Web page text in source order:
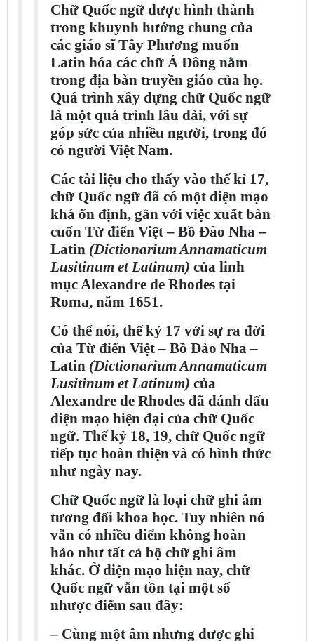
Chữ Quốc ngữ được hình thành
trong khuynh hướng chung của
các giáo sĩ Tây Phương muốn
Latin hóa các chữ Á Đông nằm
trong địa bàn truyền giáo của họ.
Quá trình xây dựng chữ Quốc ngữ
là một quá trình lâu dài, với sự
góp sức của nhiều người, trong đó
có người Việt Nam.
Các tài liệu cho thấy vào thế kỉ 17,
chữ Quốc ngữ đã có một diện mạo
khá ổn định, gắn với việc xuất bản
cuốn Từ điển Việt – Bồ Đào Nha –
Latin (Dictionarium Annamaticum
Lusitinum et Latinum) của linh
mục Alexandre de Rhodes tại
Roma, năm 1651.
Có thể nói, thế kỷ 17 với sự ra đời
của Từ điển Việt – Bồ Đào Nha –
Latin (Dictionarium Annamaticum
Lusitinum et Latinum) của
Alexandre de Rhodes đã đánh dấu
diện mạo hiện đại của chữ Quốc
ngữ. Thế kỷ 18, 19, chữ Quốc ngữ
tiếp tục hoàn thiện và có hình thức
như ngày nay.
Chữ Quốc ngữ là loại chữ ghi âm
tương đối khoa học. Tuy nhiên nó
vẫn có nhiều điểm không hoàn
hảo như tất cả bộ chữ ghi âm
khác. Ở diện mạo hiện nay, chữ
Quốc ngữ vẫn tồn tại một số
nhược điểm sau đây:
– Cùng một âm nhưng được ghi